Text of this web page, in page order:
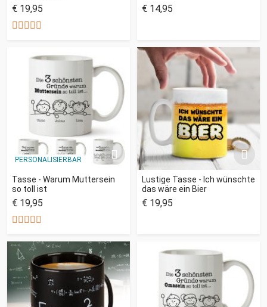
€ 19,95 € 14,95
PERSONALISIERBAR
Tasse - Warum Muttersein
so toll ist
€ 19,95
Lustige Tasse - Ich wünschte
das wäre ein Bier
€ 19,95